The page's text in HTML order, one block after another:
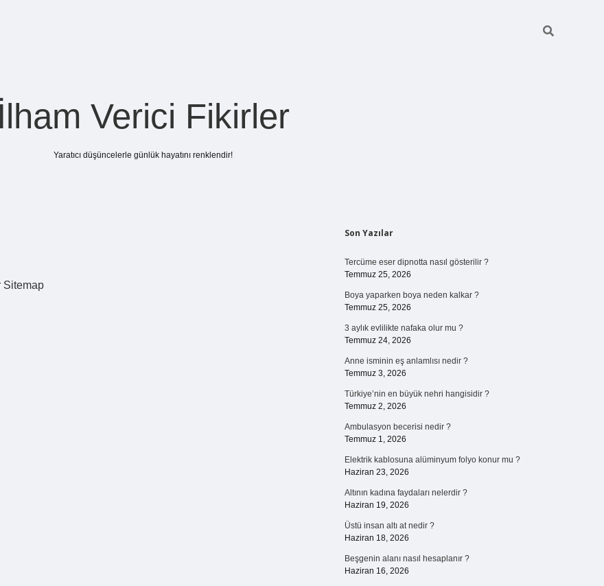
İlham Verici Fikirler
Yaratıcı düşüncelerle günlük hayatını renklendir!
Sitemap
Sidebar
Son Yazılar
Tercüme eser dipnotta nasıl gösterilir ?
Temmuz 25, 2026
Boya yaparken boya neden kalkar ?
Temmuz 25, 2026
3 aylık evlilikte nafaka olur mu ?
Temmuz 24, 2026
Anne isminin eş anlamlısı nedir ?
Temmuz 3, 2026
Türkiye’nin en büyük nehri hangisidir ?
Temmuz 2, 2026
Ambulasyon becerisi nedir ?
Temmuz 1, 2026
Elektrik kablosuna alüminyum folyo konur mu ?
Haziran 23, 2026
Altının kadına faydaları nelerdir ?
Haziran 19, 2026
Üstü insan altı at nedir ?
Haziran 18, 2026
Beşgenin alanı nasıl hesaplanır ?
Haziran 16, 2026